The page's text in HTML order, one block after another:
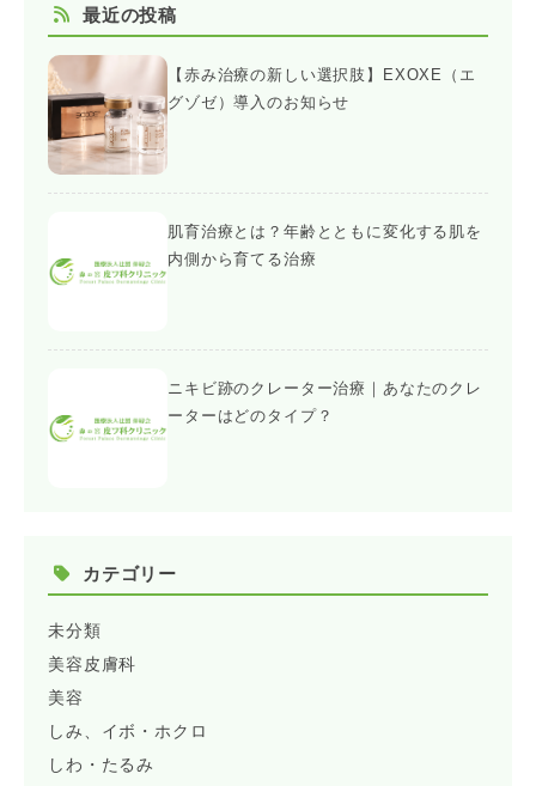
最近の投稿
【赤み治療の新しい選択肢】EXOXE（エ
グゾゼ）導入のお知らせ
肌育治療とは？年齢とともに変化する肌を
内側から育てる治療
ニキビ跡のクレーター治療｜あなたのクレ
ーターはどのタイプ？
カテゴリー
未分類
美容皮膚科
美容
しみ、イボ・ホクロ
しわ・たるみ